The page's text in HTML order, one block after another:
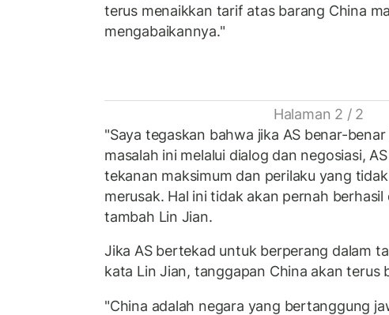
terus menaikkan tarif atas barang China
mengabaikannya."
Halaman 2 / 2
"Saya tegaskan bahwa jika AS benar-
masalah ini melalui dialog dan negosiasi,
tekanan maksimum dan perilaku yang
merusak. Hal ini tidak akan pernah berhasil
tambah Lin Jian.
Jika AS bertekad untuk berperang dalam
kata Lin Jian, tanggapan China akan terus
"China adalah negara yang bertanggung